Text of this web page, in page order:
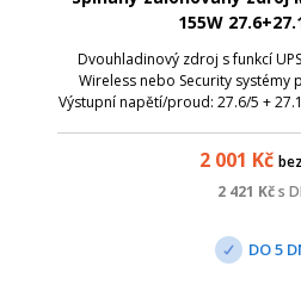
155W
Dvouhladinový zdroj s funkcí
Wireless nebo Security systémy
Výstupní napětí/proud: 27.6/5 +
2 001 Kč
2 421 Kčs
DO 5